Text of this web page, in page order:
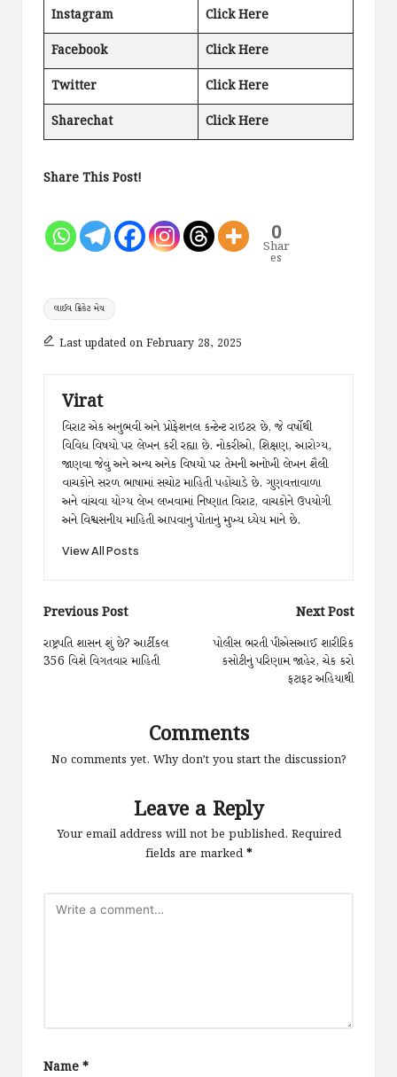
Instagram
Click Here
Facebook
Click Here
Twitter
Click Here
Sharechat
Click Here
Share This Post!
0
Shar
es
Tags:
લાઈવ ક્રિકેટ મેચ
Last updated on February 28, 2025
Virat
વિરાટ એક અનુભવી અને પ્રોફેશનલ કન્ટેન્ટ રાઇટર છે, જે વર્ષોથી
વિવિધ વિષયો પર લેખન કરી રહ્યા છે. નોકરીઓ, શિક્ષણ, આરોગ્ય,
જાણવા જેવું અને અન્ય અનેક વિષયો પર તેમની અનોખી લેખન શૈલી
વાચકોને સરળ ભાષામાં સચોટ માહિતી પહોંચાડે છે. ગુણવત્તાવાળા
અને વાંચવા યોગ્ય લેખ લખવામાં નિષ્ણાત વિરાટ, વાચકોને ઉપયોગી
અને વિશ્વસનીય માહિતી આપવાનું પોતાનું મુખ્ય ધ્યેય માને છે.
View All Posts
Post
navigation
Previous Post
રાષ્ટ્રપતિ શાસન શું છે? આર્ટીકલ
356 વિશે વિગતવાર માહિતી
Next Post
પોલીસ ભરતી પીએસઆઈ શારીરિક
કસોટીનું પરિણામ જાહેર, ચેક કરો
ફટાફટ અહિયાથી
Comments
No comments yet. Why don’t you start the discussion?
Leave a Reply
Your email address will not be published. Required
fields are marked*
Name *